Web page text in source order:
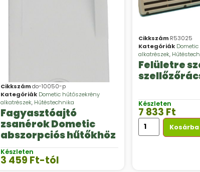
Cikkszámdo-10050-p
Kategóriák Dometic hűtőszekrény
alkatrészek, Hűtéstechnika
Fagyasztóajtó
zsanérok Dometic
abszorpciós hűtőkhöz
Készleten
3 459 Ft-tól
Cikkszám R53025
Kategóriák
alkatrészek,
Felületre
Készleten
7 833 Ft